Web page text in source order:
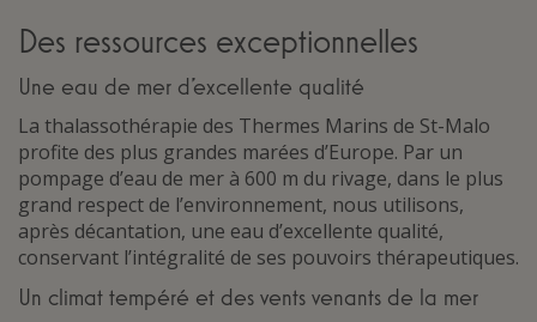
Des ressources exceptionnelles
Une eau de mer d’excellente qualité
La thalassothérapie des Thermes Marins de St-Malo
profite des plus grandes marées d’Europe. Par un
pompage d’eau de mer à 600 m du rivage, dans le plus
grand respect de l’environnement, nous utilisons,
après décantation, une eau d’excellente qualité,
conservant l’intégralité de ses pouvoirs thérapeutiques.
Un climat tempéré et des vents venants de la mer